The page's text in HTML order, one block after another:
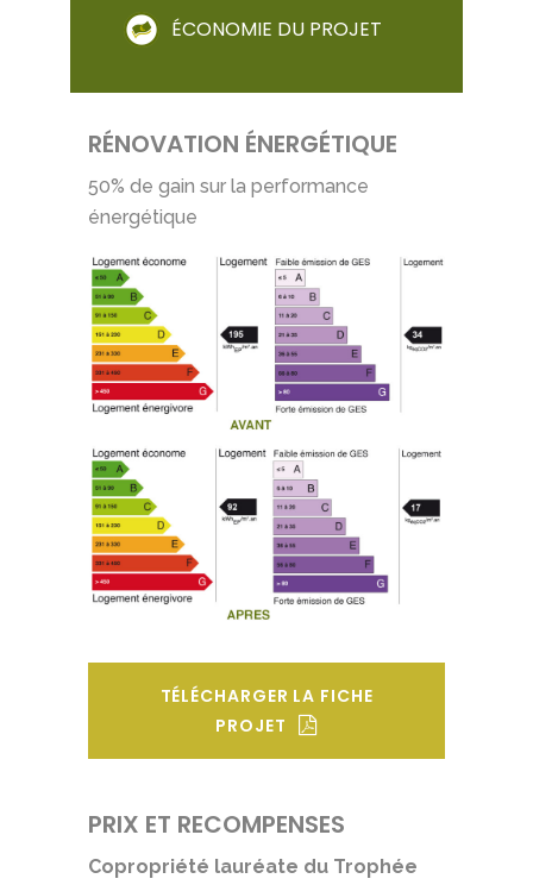
ÉCONOMIE DU PROJET
RÉNOVATION ÉNERGÉTIQUE
50% de gain sur la performance
énergétique
TÉLÉCHARGER LA FICHE
PROJET
PRIX ET RECOMPENSES
Copropriété lauréate du Trophée